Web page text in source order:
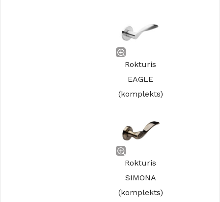
Rokturis
EAGLE
(komplekts)
Rokturis
SIMONA
(komplekts)